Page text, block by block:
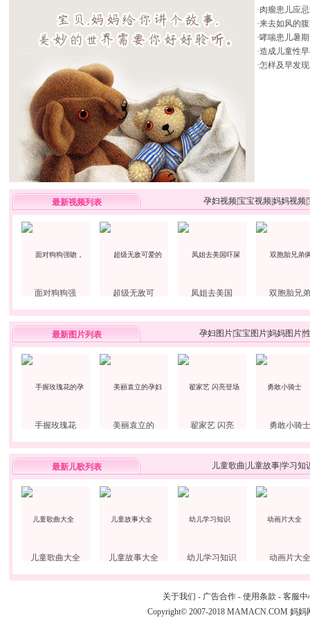
·肉瘤患儿应
·来去如风的
·哮喘患儿暑
·造成儿童性
·怎样及早发
最新视频列表 孕妇视频宝宝视频妈妈视频
面对狗狗强 超级无敌可 凤姐去美国 双胞胎兄弟
最新图片列表 孕妇图片宝宝图片妈妈图片
手握玫瑰花 美丽袁立的 翟家艺 闪亮 勇敢小骑士
最新儿歌列表 儿童歌曲 儿童故事学习知
儿童歌曲大全 儿童故事大全 幼儿学习知识 动画片大全
关于我们 - 广告合作 - 使用条款 - 客服中
Copyright© 2007-2018 MAMACN.COM 妈妈